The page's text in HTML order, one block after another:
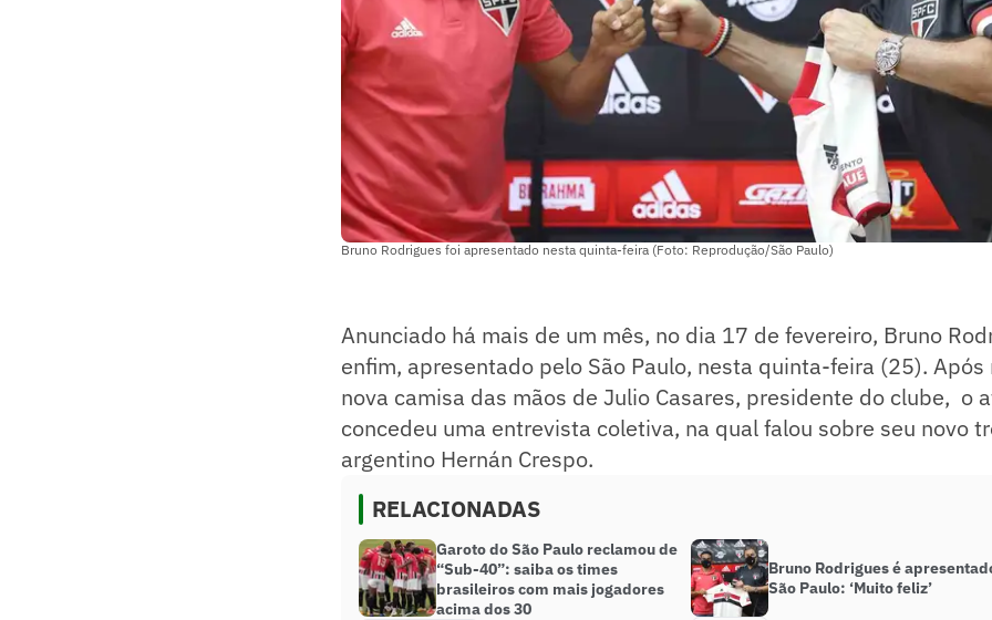
Bruno Rodrigues foi apresentado nesta quinta-feira (Foto: Reprodução/São Paulo)
Anunciado há mais de um mês, no dia 17 de fevereiro, Bruno
enfim, apresentado pelo São Paulo, nesta quinta-feira (25). Após
nova camisa das mãos de Julio Casares, presidente do clube, o
concedeu uma entrevista coletiva, na qual falou sobre seu novo
argentino Hernán Crespo.
RELACIONADAS
Garoto do São Paulo reclamou de
“Sub-40”: saiba os times
brasileiros com mais jogadores
acima dos 30
Bruno Rodrigues é
São Paulo: ‘Muito feliz’